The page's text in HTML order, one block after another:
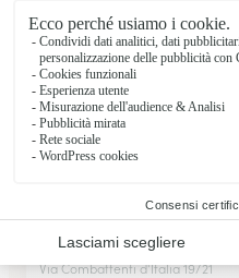
BORGOSESIA
★★★★4.7 (3)
Via Combattenti d'Italia 19/21